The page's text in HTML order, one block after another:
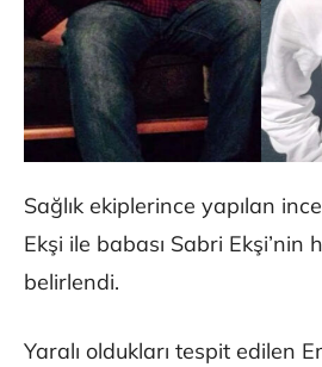
Sağlık ekiplerince yapılan
Ekşi ile babası Sabri Ekşi’nin
belirlendi.
Yaralı oldukları tespit edilen